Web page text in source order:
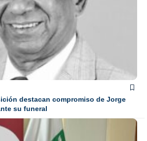
destacan compromiso de Jorge
su funeral